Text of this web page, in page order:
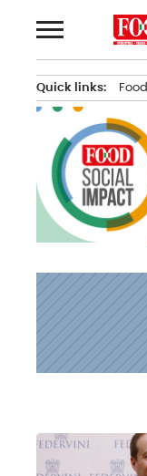
al
Quick links:
News